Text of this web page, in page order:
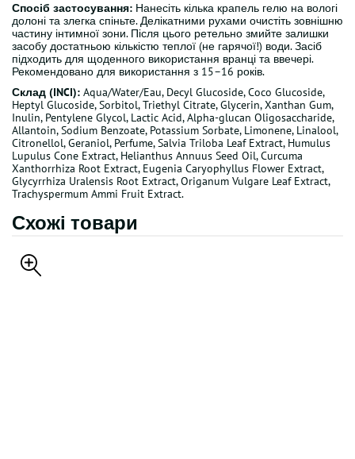
Спосіб застосування: Нанесіть кілька крапель гелю на вологі
долоні та злегка спіньте. Делікатними рухами очистіть зовнішню
частину інтимної зони. Після цього ретельно змийте залишки
засобу достатньою кількістю теплої (не гарячої!) води. Засіб
підходить для щоденного використання вранці та ввечері.
Рекомендовано для використання з 15–16 років.
Склад (INCI): Aqua/Water/Eau, Decyl Glucoside, Coco Glucoside,
Heptyl Glucoside, Sorbitol, Triethyl Citrate, Glycerin, Xanthan Gum,
Inulin, Pentylene Glycol, Lactic Acid, Alpha-glucan Oligosaccharide,
Allantoin, Sodium Benzoate, Potassium Sorbate, Limonene, Linalool,
Citronellol, Geraniol, Perfume, Salvia Triloba Leaf Extract, Humulus
Lupulus Cone Extract, Helianthus Annuus Seed Oil, Curcuma
Xanthorrhiza Root Extract, Eugenia Caryophyllus Flower Extract,
Glycyrrhiza Uralensis Root Extract, Origanum Vulgare Leaf Extract,
Trachyspermum Ammi Fruit Extract.
Схожі товари